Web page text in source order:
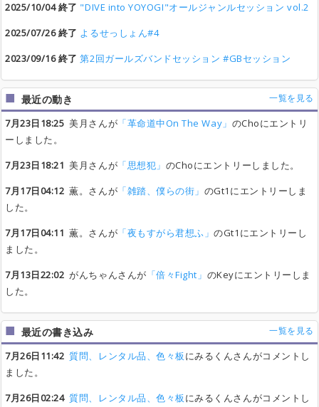
2025/10/04 終了 "DIVE into YOYOGI"オールジャンルセッション vol.2
2025/07/26 終了 よるせっしょん#4
2023/09/16 終了 第2回ガールズバンドセッション #GBセッション
最近の動き 一覧を見る
7月23日18:25 美月さんが 「革命道中On The Way」 のChoにエントリ
ーしました。
7月23日18:21 美月さんが 「思想犯」 のChoにエントリーしました。
7月17日04:12 薫。さんが 「雑踏、僕らの街」 のGt1にエントリーしま
した。
7月17日04:11 薫。さんが 「夜もすがら君想ふ」のGt1にエントリーし
ました。
7月13日22:02 がんちゃんさんが 「倍々Fight」 のKeyにエントリーしま
した。
最近の書き込み 一覧を見る
7月26日11:42 質問、レンタル品、色々板にみるくんさんがコメントし
ました。
7月26日02:24 質問、レンタル品、色々板にみるくんさんがコメントし